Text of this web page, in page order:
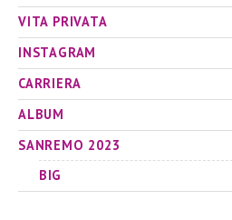
VITA PRIVATA
INSTAGRAM
CARRIERA
ALBUM
SANREMO 2023
BIG